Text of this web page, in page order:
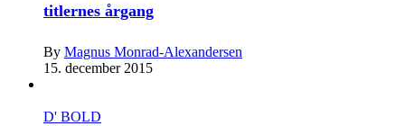
titlernes årgang
By Magnus Monrad-Alexandersen
15. december 2015
D' BOLD